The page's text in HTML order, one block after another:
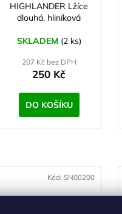
HIGHLANDER Lžíce
dlouhá, hliníková
SKLADEM (2 ks)
207 Kč bez DPH
250 Kč
DO KOŠÍKU
Kód:SN00200